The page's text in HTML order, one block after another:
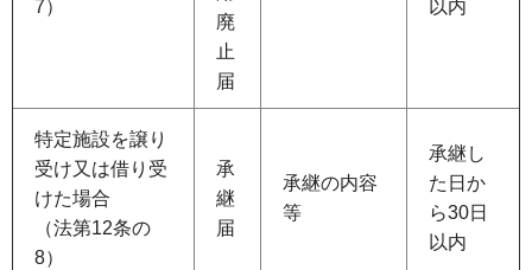
7）
廃
止
届
以内
特定施設を譲り
受け又は借り受
けた場合
（法第12条の
8）
承
継
届
承継の内容
等
承継し
た日か
ら30日
以内